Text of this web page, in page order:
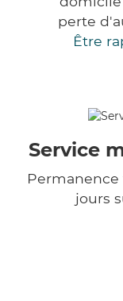
perte
Être
Service
jours